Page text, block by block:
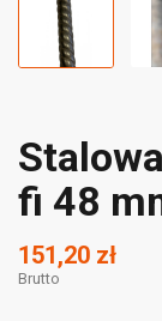
fi 48
151,20 zł
Brutto